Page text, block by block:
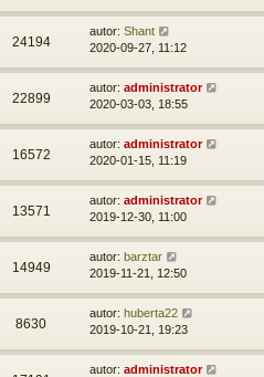
24194
autor: Shant
2020-09-27, 11:12
22899
autor: administrator
2020-03-03, 18:55
16572
autor: administrator
2020-01-15, 11:19
13571
autor: administrator
2019-12-30, 11:00
14949
autor: barztar
2019-11-21, 12:50
8630
autor: huberta22
2019-10-21, 19:23
autor: administrator